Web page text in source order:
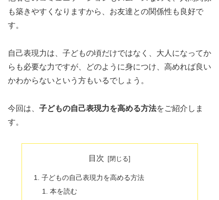
も築きやすくなりますから、お友達との関係性も良好で
す。
自己表現力は、子どもの頃だけではなく、大人になってか
らも必要な力ですが、どのように身につけ、高めれば良い
かわからないという方もいるでしょう。
今回は、 子どもの自己表現力を高める方法をご紹介しま
す。
目次
子どもの自己表現力を高める方法
本を読む